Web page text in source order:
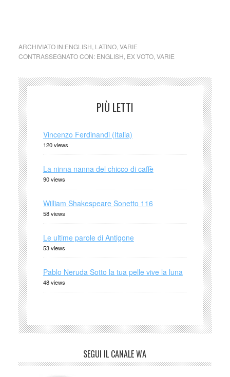
ARCHIVIATO IN:ENGLISH LATINO, VARIE
CONTRASSEGNATO CON: ENGLISH EX VOTO, VARIE
PIÙ LETTI
Vincenzo Ferdinandi (Italia)
120 views
La ninna nanna del chicco di caffè
90 views
William Shakespeare Sonetto 116
58 views
Le ultime parole di Antigone
53 views
Pablo Neruda Sotto la tua pelle vive la luna
48 views
SEGUI IL CANALE WA